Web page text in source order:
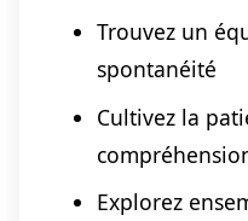
Trouvez un
spontanéité
Cultivez la
Explorez